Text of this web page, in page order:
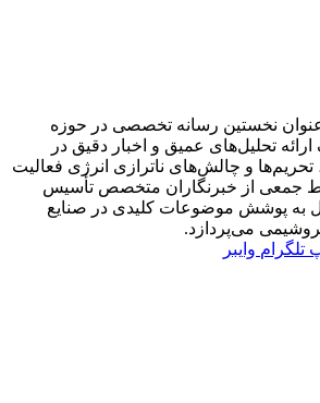
نخستین رسانه تخصصی در حوزه
ارائه تحلیل‌های عمیق و اخبار دقیق در
تحریم‌ها و چالش‌های ناترازی انرژی فعالیت
جمعی از خبرنگاران متخصص تأسیس
پوشش موضوعات کلیدی در صنایع
می‌پردازد.
تلگرام وایبر